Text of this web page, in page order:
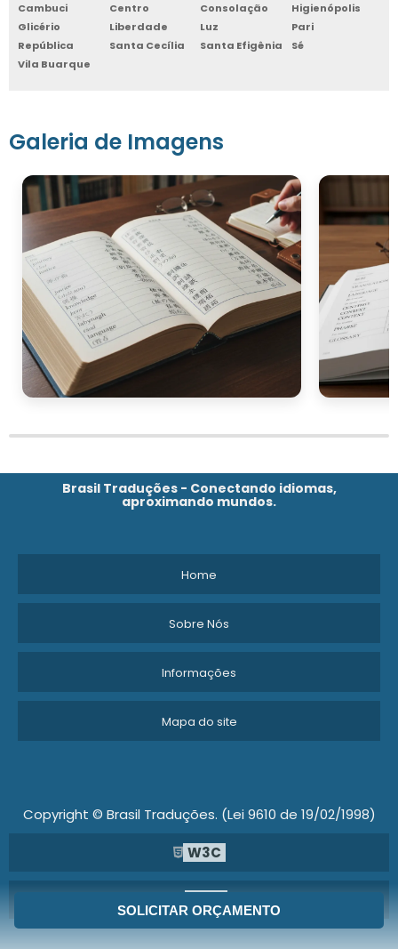
SOLICITAR ORÇAMENTO
Cambuci
Centro Consolação
Higienópolis
Glicério
Liberdade Luz
Pari
República
Santa Cecília Santa Efigênia
Sé
Vila Buarque
Galeria de Imagens
Brasil Traduções - Conectando idiomas,
aproximando mundos.
Home
Sobre Nós
Informações
Mapa do site
Copyright © Brasil Traduções. (Lei 9610 de 19/02/1998)
W3C